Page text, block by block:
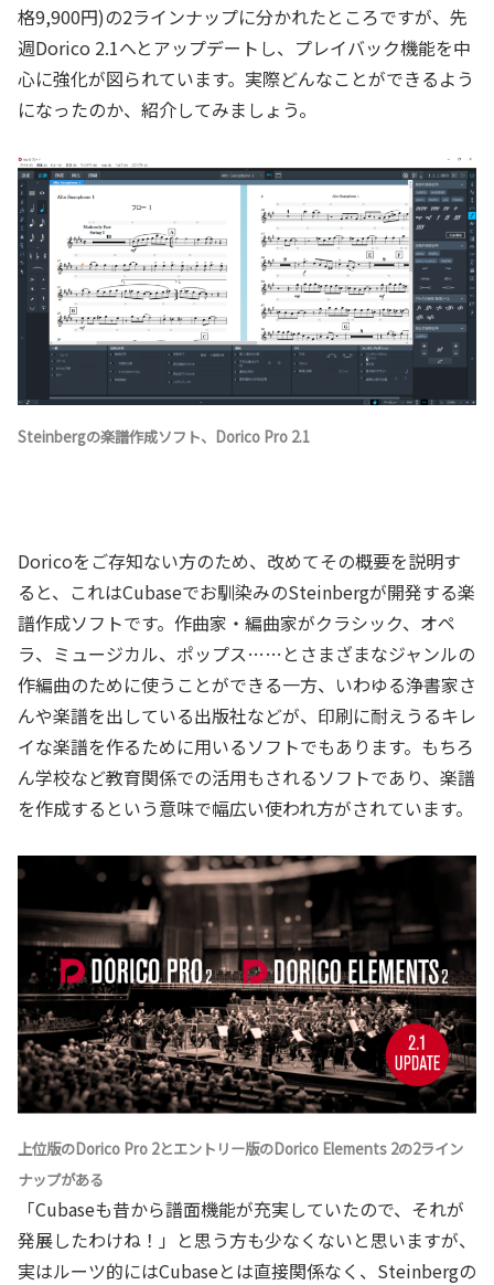
格9,900円)の2ラインナップに分かれたところですが、先
週Dorico 2.1へとアップデートし、プレイバック機能を中
心に強化が図られています。実際どんなことができるよう
になったのか、紹介してみましょう。
Steinbergの楽譜作成ソフト、Dorico Pro 2.1
Doricoをご存知ない方のため、改めてその概要を説明す
ると、これはCubaseでお馴染みのSteinbergが開発する楽
譜作成ソフトです。作曲家・編曲家がクラシック、オペ
ラ、ミュージカル、ポップス……とさまざまなジャンルの
作編曲のために使うことができる一方、いわゆる浄書家さ
んや楽譜を出している出版社などが、印刷に耐えうるキレ
イな楽譜を作るために用いるソフトでもあります。もちろ
ん学校など教育関係での活用もされるソフトであり、楽譜
を作成するという意味で幅広い使われ方がされています。
上位版のDorico Pro 2とエントリー版のDorico Elements 2の2ライン
ナップがある
「Cubaseも昔から譜面機能が充実していたので、それが
発展したわけね！」と思う方も少なくないと思いますが、
実はルーツ的にはCubaseとは直接関係なく、Steinbergの